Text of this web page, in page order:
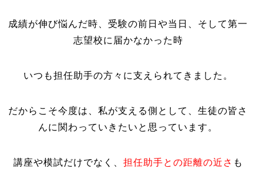
成績が伸び悩んだ時、受験の前日や当日、そして第一
志望校に届かなかった時
いつも担任助手の方々に支えられてきました。
だからこそ今度は、私が支える側として、生徒の皆さ
んに関わっていきたいと思っています。
講座や模試だけでなく、 担任助手との距離の近さ も